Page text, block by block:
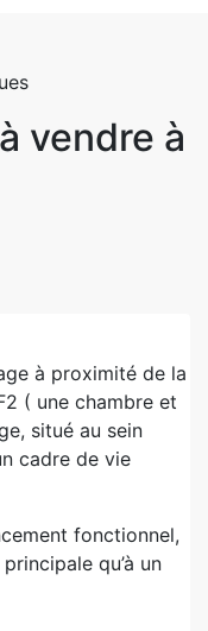
vendre à
à proximité de la
( une chambre et
situé au sein
cadre de vie
fonctionnel,
qu’à un